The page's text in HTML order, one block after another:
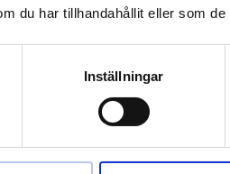
du har tillhandahållit eller som
Inställningar